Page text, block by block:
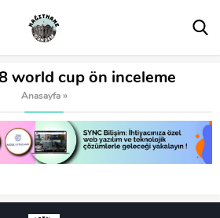
world cup ön inceleme
Anasayfa »